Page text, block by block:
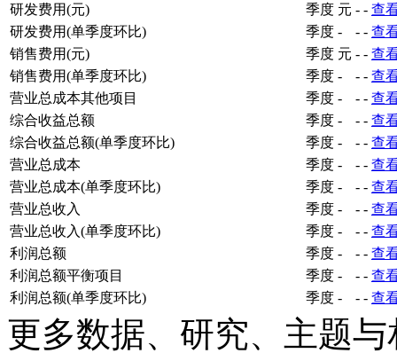
研发费用(元)
季度 元 - - 查
研发费用(单季度环比)
季度 - - - 查
销售费用(元)
季度 元 - - 查
销售费用(单季度环比)
季度 - - - 查
营业总成本其他项目
季度 - - - 查
综合收益总额
季度 - - - 查
综合收益总额(单季度环比)
季度 - - - 查
营业总成本
季度 - - - 查
营业总成本(单季度环比)
季度 - - - 查
营业总收入
季度 - - - 查
营业总收入(单季度环比)
季度 - - - 查
利润总额
季度 - - - 查
利润总额平衡项目
季度 - - - 查
利润总额(单季度环比)
季度 - - - 查
更多数据、研究、主题